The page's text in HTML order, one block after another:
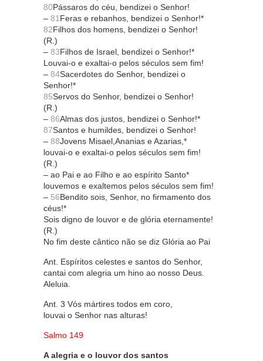
80Pássaros do céu, bendizei o Senhor!
– 81 Feras e rebanhos, bendizei o Senhor!*
82Filhos dos homens, bendizei o Senhor!
(R.)
– 83Filhos de Israel, bendizei o Senhor!*
Louvai-o e exaltai-o pelos séculos sem fim!
– 84Sacerdotes do Senhor, bendizei o
Senhor!*
85Servos do Senhor, bendizei o Senhor!
(R.)
– 86Almas dos justos, bendizei o Senhor!*
87Santos e humildes, bendizei o Senhor!
– 88Jovens Misael,Ananias e Azarias,*
louvai-o e exaltai-o pelos séculos sem fim!
(R.)
– ao Pai e ao Filho e ao espírito Santo*
louvemos e exaltemos pelos séculos sem fim!
– 56Bendito sois, Senhor, no firmamento dos
céus!*
Sois digno de louvor e de glória eternamente!
(R.)
No fim deste cântico não se diz Glória ao Pai
Ant. Espíritos celestes e santos do Senhor,
cantai com alegria um hino ao nosso Deus.
Aleluia.
Ant. 3 Vós mártires todos em coro,
louvai o Senhor nas alturas!
Salmo 149
A alegria e o louvor dos santos